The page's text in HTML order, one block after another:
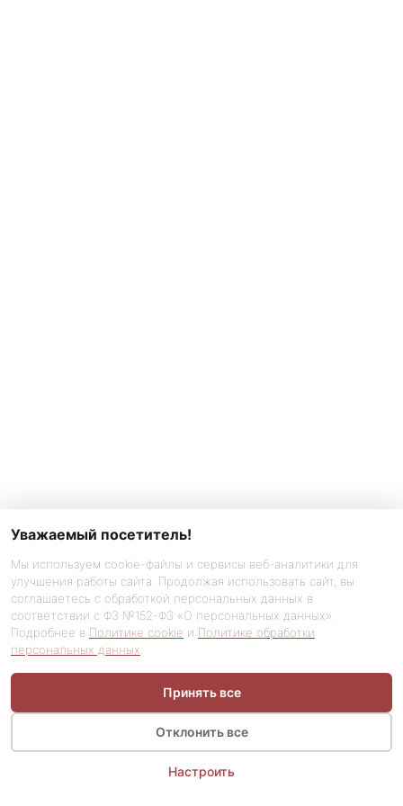
Уважаемый посетитель!
Мы используем cookie-файлы и сервисы веб-аналитики для
улучшения работы сайта. Продолжая использовать сайт, вы
соглашаетесь с обработкой персональных данных в
соответствии с ФЗ №152-ФЗ «О персональных данных».
Подробнее в Политике cookie и Политике обработки
персональных данных
Принять все
Отклонить все
Настроить